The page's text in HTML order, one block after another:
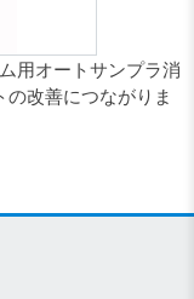
用オートサンプラ消
改善につながりま